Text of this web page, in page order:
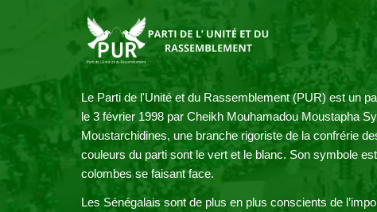
Le Parti de l'Unité et du Rassemblement (PUR) est un
le 3 février 1998 par Cheikh Mouhamadou Moustapha
Moustarchidines, une branche rigoriste de la confrérie
couleurs du parti sont le vert et le blanc. Son symbole
colombes se faisant face.
Les Sénégalais sont de plus en plus conscients de